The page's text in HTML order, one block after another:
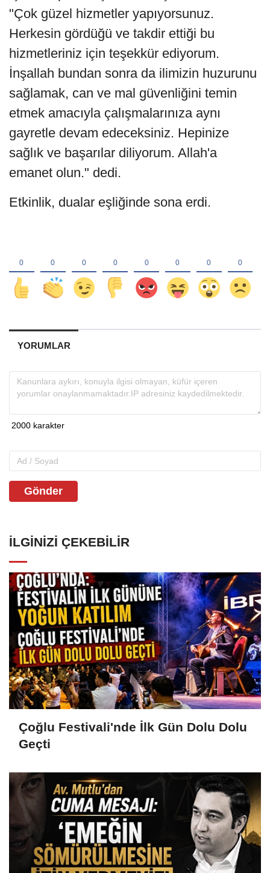
"Çok güzel hizmetler yapıyorsunuz.
Herkesin gördüğü ve takdir ettiği bu
hizmetleriniz için teşekkür ediyorum.
İnşallah bundan sonra da ilimizin huzurunu
sağlamak, can ve mal güvenliğini temin
etmek amacıyla çalışmalarınıza aynı
gayretle devam edeceksiniz. Hepinize
sağlık ve başarılar diliyorum. Allah'a
emanet olun." dedi.
Etkinlik, dualar eşliğinde sona erdi.
YORUMLAR
Gönder
İLGINIZI ÇEKEBILIR
Çoğlu Festivali'nde İlk Gün Dolu Dolu
Geçti